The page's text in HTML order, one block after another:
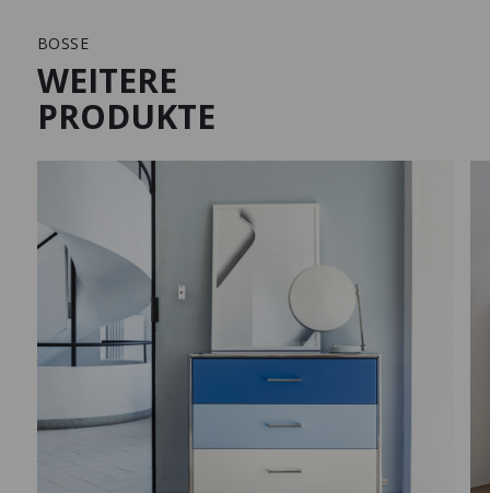
BOSSE
WEITERE
PRODUKTE